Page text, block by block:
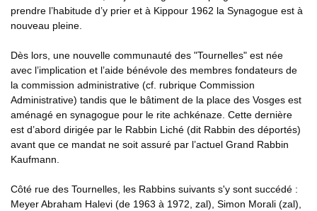
prendre l’habitude d’y prier et à Kippour 1962 la Synagogue est à
nouveau pleine.
Dès lors, une nouvelle communauté des "Tournelles" est née
avec l’implication et l’aide bénévole des membres fondateurs de
la commission administrative (cf. rubrique Commission
Administrative) tandis que le bâtiment de la place des Vosges est
aménagé en synagogue pour le rite achkénaze. Cette dernière
est d’abord dirigée par le Rabbin Liché (dit Rabbin des déportés)
avant que ce mandat ne soit assuré par l’actuel Grand Rabbin
Kaufmann.
Côté rue des Tournelles, les Rabbins suivants s'y sont succédé :
Meyer Abraham Halevi (de 1963 à 1972, zal), Simon Morali (zal),